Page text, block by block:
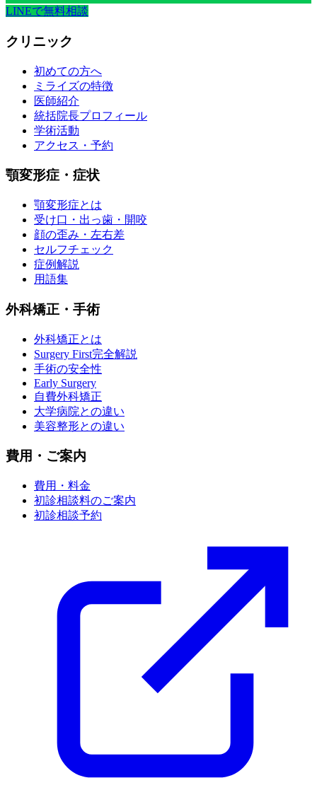
LINEで無料相談
クリニック
初めての方へ
ミライズの特徴
医師紹介
統括院長プロフィール
学術活動
アクセス・予約
顎変形症・症状
顎変形症とは
受け口・出っ歯・開咬
顔の歪み・左右差
セルフチェック
症例解説
用語集
外科矯正・手術
外科矯正とは
Surgery First完全解説
手術の安全性
Early Surgery
自費外科矯正
大学病院との違い
美容整形との違い
費用・ご案内
費用・料金
初診相談料のご案内
初診相談予約